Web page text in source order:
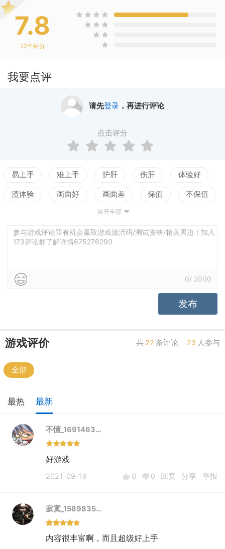
及有趣神秘的秘密之地，在这里，你可以通过匹配和
合并来结合各种东西，获取越来越好的东西。匹配蛋
来孵化有用的巨龙，然后进化它们，让其变成更加强
大的巨龙！搞定极具挑战性的谜题关卡：匹配盖亚雕
种植。可通过匹配，让你的大本营越来越完美并培育
• 找到超过500个奇特物体，进行匹配和交互。
• 在漂亮的世界中随意拖动物体，将同种的3个物体匹
• 匹配***一切东西——植物、建筑、金币、财宝、坠
落之星、魔力物体、神话生物等！
• 匹配生命精华，点击它来释放其力量，治疗山谷！
它们，解决谜题并创造生机！
们跨越8个成长期，最终获得新的巨龙！
• 匹配蛋，孵化有用的巨龙，它们会在山谷中漫步，采
• 超过600个任务，挑战你的大脑！
其中有大量的新任务和奖励，可帮助你打造你的巨龙
• 探索隐藏关卡——你能把它们都找到吗？
• 在你解决谜题的征途上，你会遭遇邪恶的僵尸怪。一
定要倍加小心！
7.8
22个评分
我要点评
请先登录，再进行评论
点击评分
易上手 难上手 护肝 伤肝 体验好
渣体验 画面好 画面差 保值 不保值
测试
展开全部
参与游戏评论即有机会赢取游戏激活码/测试资格/精美周边！加入
173评论群了解详情675276290
0/ 2000
发布
游戏评价 共 22 条评论 23 人参与
全部
最热 最新
不懂_1691463…
好游戏
2021-09-19 0 0 回复 分享 举报
寂寞_1589835…
内容很丰富啊，而且超级好上手